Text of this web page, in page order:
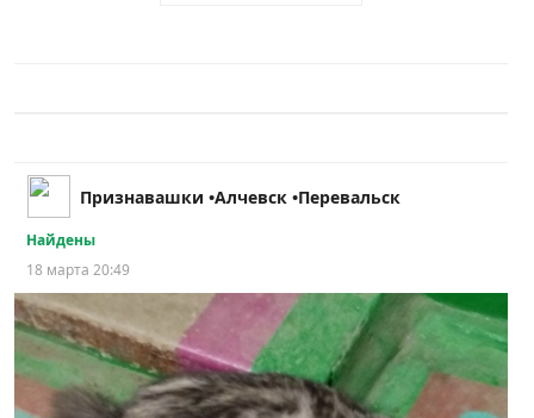
Признавашки •Алчевск •Перевальск
Найдены
18 марта 20:49